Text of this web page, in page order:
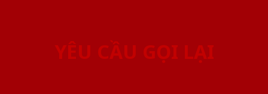
YÊU CẦU GỌI LẠI